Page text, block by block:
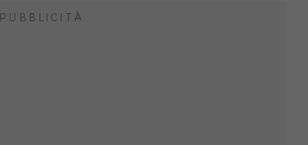
PUBBLICITÀ